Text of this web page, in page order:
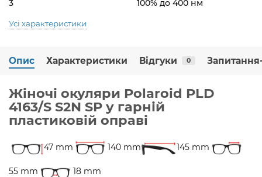
3 100% до 400 нм
Усі характеристики
Опис Характеристики Відгуки 0
Жіночі окуляри Polaroid PLD
4163/S S2N SP у гарній
пластиковій оправі
47 mm 140 mm 145 mm
55 mm 18 mm